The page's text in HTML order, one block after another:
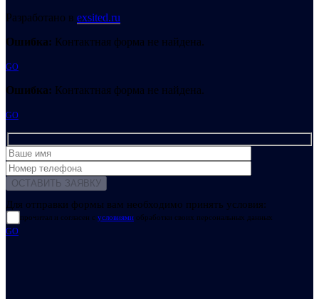
Разработано в exsited.ru
Ошибка: Контактная форма не найдена.
GO
Ошибка: Контактная форма не найдена.
GO
Для отправки формы вам необходимо принять условия:
прочитал и согласен с условиями обработки своих персональных данных
GO